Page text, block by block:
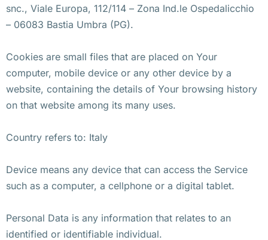
snc., Viale Europa, 112/114 – Zona Ind.le Ospedalicchio
– 06083 Bastia Umbra (PG).
Cookies are small files that are placed on Your
computer, mobile device or any other device by a
website, containing the details of Your browsing history
on that website among its many uses.
Country refers to: Italy
Device means any device that can access the Service
such as a computer, a cellphone or a digital tablet.
Personal Data is any information that relates to an
identified or identifiable individual.